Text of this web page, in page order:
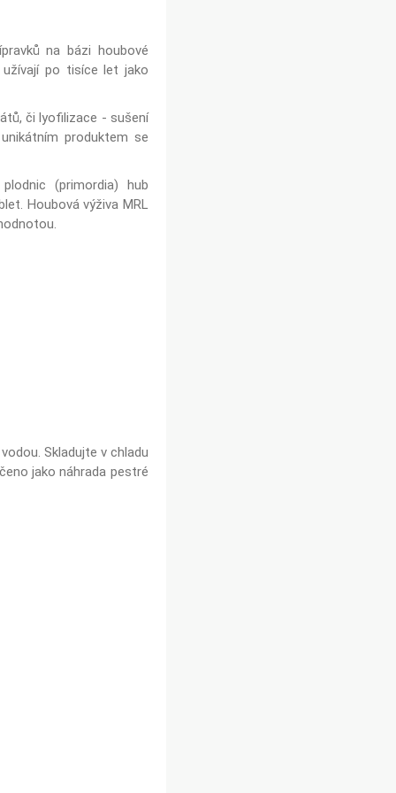
na bázi houbové
užívají po tisíce let jako
či lyofilizace - sušení
produktem se
(primordia) hub
Houbová výživa MRL
Skladujte v chladu
jako náhrada pestré